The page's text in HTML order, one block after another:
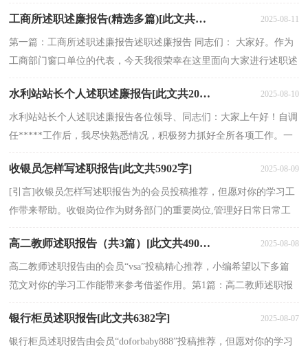
工商所述职述廉报告(精选多篇)[此文共12852字] 2025-08-11
第一篇：工商所述职述廉报告述职述廉报告 同志们： 大家好。作为
工商部门窗口单位的代表，今天我很荣幸在这里面向大家进行述职述
水利站站长个人述职述廉报告[此文共2073字] 2025-08-10
水利站站长个人述职述廉报告各位领导、同志们：大家上午好！自调
任*****工作后，我尽快熟悉情况，积极努力抓好全所各项工作。一
收银员怎样写述职报告[此文共5902字] 2025-08-09
[引言]收银员怎样写述职报告为的会员投稿推荐，但愿对你的学习工
作带来帮助。收银岗位作为财务部门的重要岗位,管理好日常日常工
高二教师述职报告（共3篇）[此文共4901字] 2025-08-08
高二教师述职报告由的会员“vsa”投稿精心推荐，小编希望以下多篇
范文对你的学习工作能带来参考借鉴作用。第1篇：高二教师述职报
银行柜员述职报告[此文共6382字] 2025-08-07
银行柜员述职报告由会员“doforbaby888”投稿推荐，但愿对你的学习